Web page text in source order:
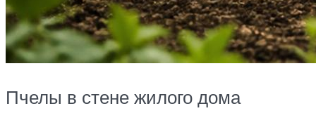
Пчелы в стене жилого дома